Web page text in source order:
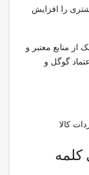
را افزایش
از منابع معتبر و
گوگل و
کلمه